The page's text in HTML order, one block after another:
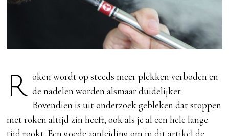
Roken wordt op steeds meer plekken verboden en de nadelen worden alsmaar duidelijker.
Bovendien is uit onderzoek gebleken dat stoppen
met roken altijd zin heeft, ook als je al een hele lange
tijd rookt. Een goede aanleiding om in dit artikel de